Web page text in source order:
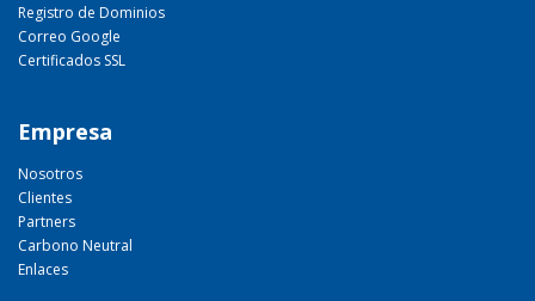
Registro de Dominios
Correo Google
Certificados SSL
Empresa
Nosotros
Clientes
Partners
Carbono Neutral
Enlaces